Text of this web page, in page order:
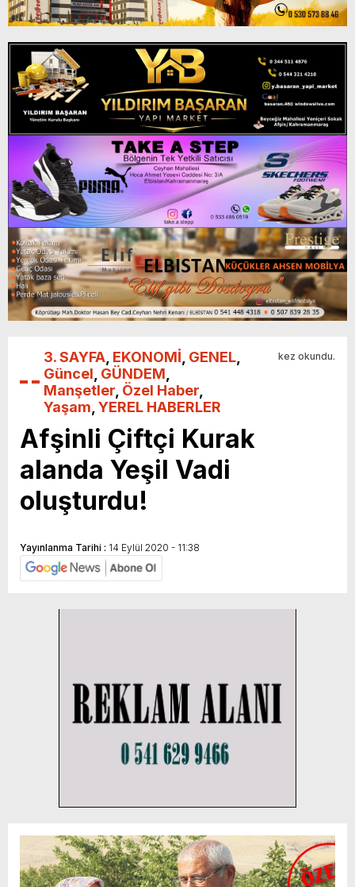
3. SAYFA EKONOMİ GENEL
Güncel GÜNDEM
Manşetler Özel Haber
Yaşam YEREL HABERLER
kez okundu.
Afşinli Çiftçi Kurak
alanda Yeşil Vadi
oluşturdu!
Yayınlanma Tarihi : 14 Eylül 2020 - 11:38